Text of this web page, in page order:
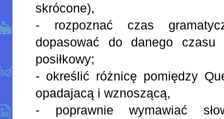
skrócone),
- rozpoznać czas
dopasować do danego czasu
posiłkowy;
- określić różnicę pomiędzy
opadajacą i wznoszącą,
- poprawnie wymawiać